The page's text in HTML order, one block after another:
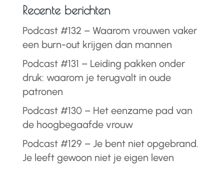
Recente berichten
Podcast #132 – Waarom vrouwen vaker
een burn-out krijgen dan mannen
Podcast #131 – Leiding pakken onder
druk: waarom je terugvalt in oude
patronen
Podcast #130 – Het eenzame pad van
de hoogbegaafde vrouw
Podcast #129 – Je bent niet opgebrand.
Je leeft gewoon niet je eigen leven